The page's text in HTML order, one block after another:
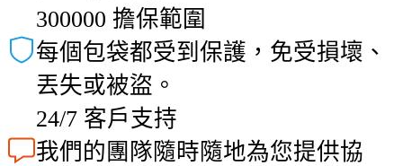
300000 擔保範圍
每個包袋都受到保護，免受損壞、
丟失或被盜。
24/7 客戶支持
我們的團隊隨時隨地為您提供協